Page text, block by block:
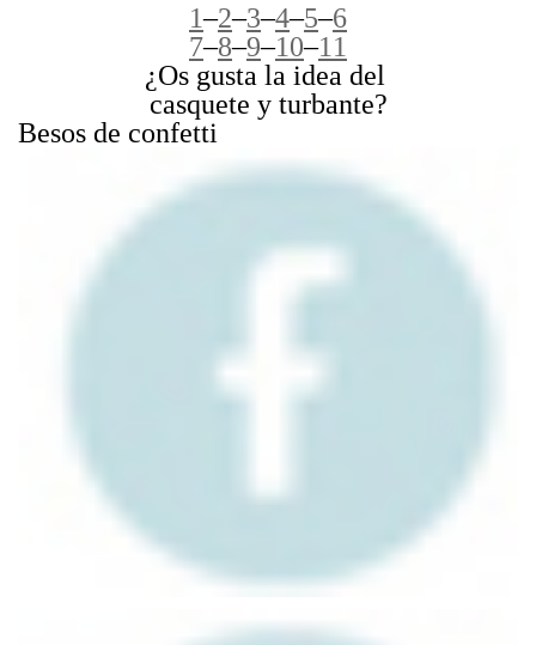
1–2–3–4–5–6
7–8–9–10–11
¿Os gusta la idea del
casquete y turbante?
Besos de confetti